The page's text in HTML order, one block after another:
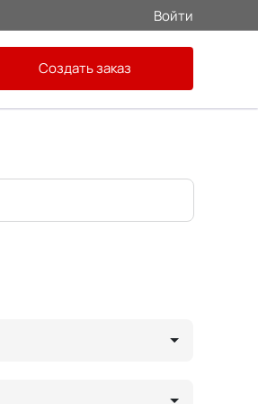
Войти
Создать заказ